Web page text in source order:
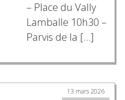
– Place du Vally
Lamballe 10h30 –
Parvis de la […]
13 mars 2026